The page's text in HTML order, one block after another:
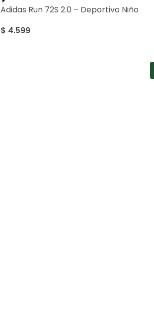
Adidas Run 72S 2.0 – Deportivo Niño
$ 4.599